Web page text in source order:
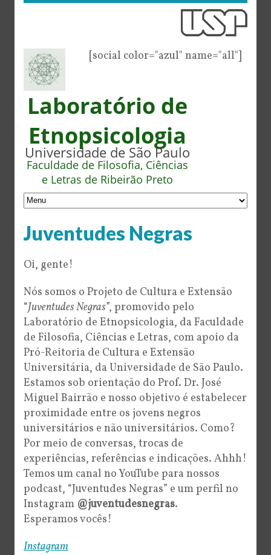
[social color="azul" name="all"]
Laboratório de
Etnopsicologia
Universidade de São Paulo
Faculdade de Filosofia, Ciências
e Letras de Ribeirão Preto
Juventudes Negras
Oi, gente!
Nós somos o Projeto de Cultura e Extensão
“Juventudes Negras”, promovido pelo
Laboratório de Etnopsicologia, da Faculdade
de Filosofia, Ciências e Letras, com apoio da
Pró-Reitoria de Cultura e Extensão
Universitária, da Universidade de São Paulo.
Estamos sob orientação do Prof. Dr. José
Miguel Bairrão e nosso objetivo é estabelecer
proximidade entre os jovens negros
universitários e não universitários. Como?
Por meio de conversas, trocas de
experiências, referências e indicações. Ahhh!
Temos um canal no YouTube para nossos
podcast, “Juventudes Negras” e um perfil no
Instagram @juventudesnegras.
Esperamos vocês!
Instagram